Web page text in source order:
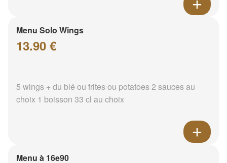
Menu Solo Wings
13.90 €
5 wings + du blé ou frites ou potatoes 2 sauces au
choix 1 boisson 33 cl au choix
Menu à 16e90